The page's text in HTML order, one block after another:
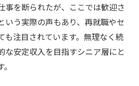
事を断られたが、ここでは歓迎さ
いう実際の声もあり、再就職やセ
も注目されています。無理なく続
な安定収入を目指すシニア層にと